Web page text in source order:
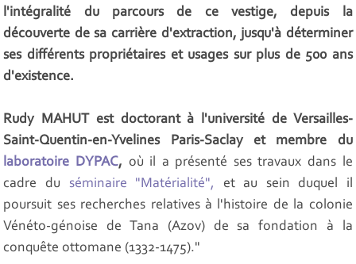
l'intégralité du parcours de ce vestige, depuis la
découverte de sa carrière d'extraction, jusqu'à déterminer
ses différents propriétaires et usages sur plus de 500 ans
d'existence.
Rudy MAHUT est doctorant à l'université de Versailles-
Saint-Quentin-en-Yvelines Paris-Saclay et membre du
laboratoire DYPAC, où il a présenté ses travaux dans le
cadre du séminaire "Matérialité",
et au sein duquel il
poursuit ses recherches relatives à l'histoire de la colonie
Vénéto-génoise de Tana (Azov) de sa fondation à la
conquête ottomane (1332-1475)."